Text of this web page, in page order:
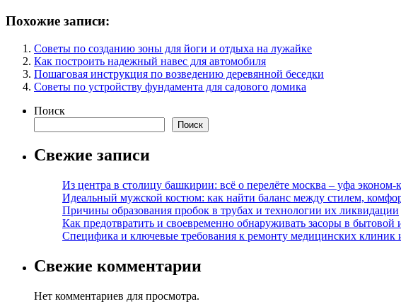
Похожие записи:
Советы по созданию зоны для йоги и отдыха на лужайке
Как построить надежный навес для автомобиля
Пошаговая инструкция по возведению деревянной беседки
Советы по устройству фундамента для садового домика
Поиск
Поиск
Свежие записи
Из центра в столицу башкирии: всё о перелёте москва – уфа эконом-
Идеальный мужской костюм: как найти баланс между стилем,
Причины образования пробок в трубах и технологии их ликвидации
Как предотвратить и своевременно обнаруживать засоры в
Специфика и ключевые требования к ремонту медицинских клиник
Свежие комментарии
Нет комментариев для просмотра.